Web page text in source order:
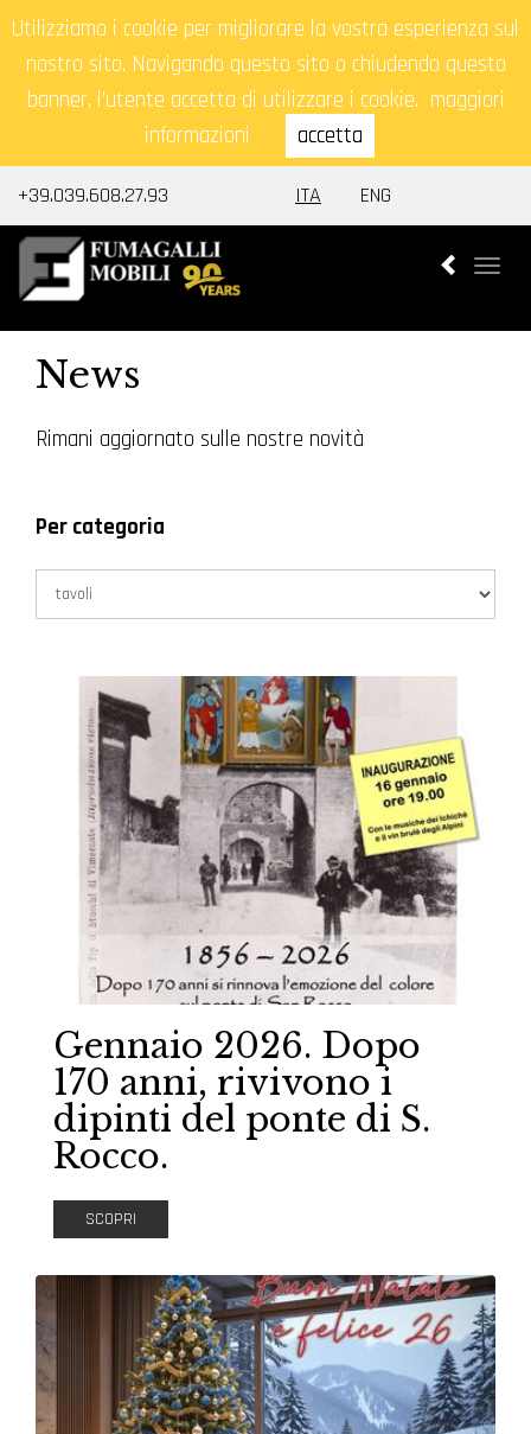
Utilizziamo i cookie per migliorare la vostra esperienza sul
nostro sito. Navigando questo sito o chiudendo questo
banner, l'utente accetta di utilizzare i cookie. maggiori
informazioni
accetta
+39.039.608.27.93 ITA ENG
News
Rimani aggiornato sulle nostre novità
Per categoria
Gennaio 2026. Dopo
170 anni, rivivono i
dipinti del ponte di S.
Rocco.
SCOPRI